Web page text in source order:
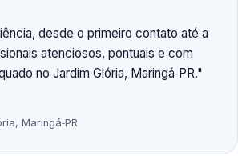
desde o primeiro contato até a
atenciosos, pontuais e com
no Jardim Glória, Maringá‑PR.
Maringá‑PR